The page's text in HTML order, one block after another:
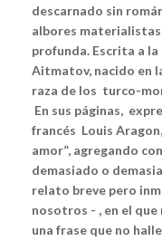
descarnado sin
albores
profunda. Escrita a
Aitmatov, nacido en
raza de los turco-
En sus páginas,
francés Louis Aragon,
amor”, agregando
demasiado o
relato breve pero
nosotros - , en el que
una frase que no